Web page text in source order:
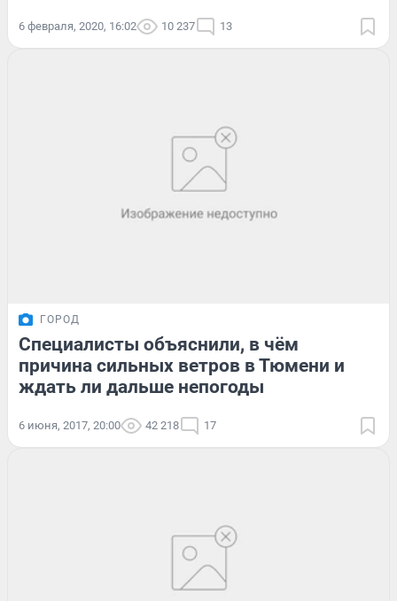
6 февраля, 2020, 16:02 10 237 13
ГОРОД
Специалисты объяснили, в чём
причина сильных ветров в Тюмени и
ждать ли дальше непогоды
6 июня, 2017, 20:00 42 218 17